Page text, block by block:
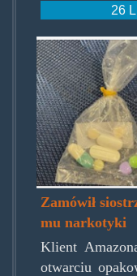
26
Zamówił
mu narkotyki
Klient
otwarciu